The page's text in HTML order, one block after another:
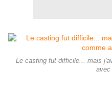
Le casting fut difficile... mais
avec